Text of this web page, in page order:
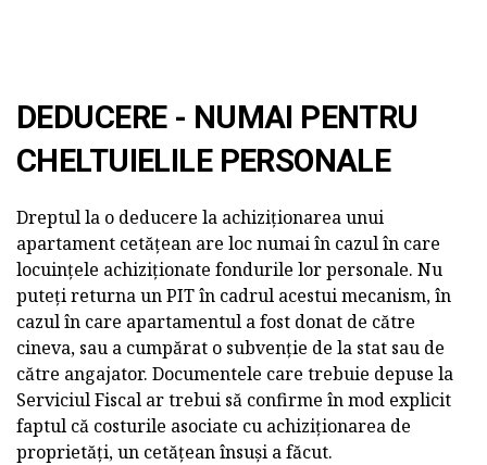
DEDUCERE - NUMAI PENTRU
CHELTUIELILE PERSONALE
Dreptul la o deducere la achiziționarea unui
apartament cetățean are loc numai în cazul în care
locuințele achiziționate fondurile lor personale. Nu
puteți returna un PIT în cadrul acestui mecanism, în
cazul în care apartamentul a fost donat de către
cineva, sau a cumpărat o subvenție de la stat sau de
către angajator. Documentele care trebuie depuse la
Serviciul Fiscal ar trebui să confirme în mod explicit
faptul că costurile asociate cu achiziționarea de
proprietăți, un cetățean însuși a făcut.